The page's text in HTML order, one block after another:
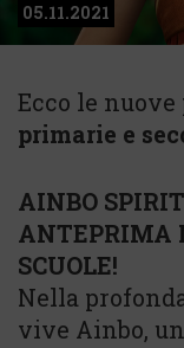
05.11.2021
Ecco le
primarie e
AINBO
ANTEPRIMA
SCUOLE!
Nella
vive Ainbo,